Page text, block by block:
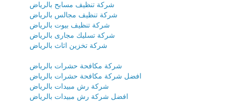
شركة تنظيف مسابح بالرياض
شركة تنظيف مجالس بالرياض
شركة تنظيف بيوت بالرياض
شركة تسليك مجارى بالرياض
شركة تخزين اثاث بالرياض
شركة مكافحة حشرات بالرياض
افضل شركة مكافحة حشرات بالرياض
شركة رش مبيدات بالرياض
افضل شركة رش مبيدات بالرياض